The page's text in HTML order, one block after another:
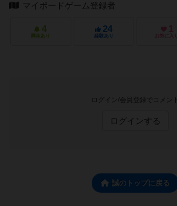
マイボードゲーム登録者
4
興味あり
24
経験あり
1
お気に入り
ログイン/会員登録でコメント
ログインする
誠のトップに戻る